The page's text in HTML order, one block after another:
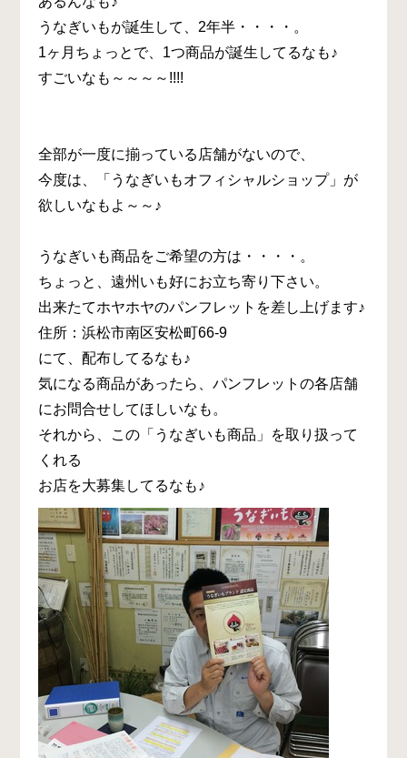
うなぎいもが誕生して、2年半・・・・。
1ヶ月ちょっとで、1つ商品が誕生してるなも♪
すごいなも～～～～!!!!
全部が一度に揃っている店舗がないので、
今度は、「うなぎいもオフィシャルショップ」が
欲しいなもよ～～♪
うなぎいも商品をご希望の方は・・・・。
ちょっと、遠州いも好にお立ち寄り下さい。
出来たてホヤホヤのパンフレットを差し上げます♪
住所：浜松市南区安松町66-9
にて、配布してるなも♪
気になる商品があったら、パンフレットの各店舗
にお問合せしてほしいなも。
それから、この「うなぎいも商品」を取り扱って
くれる
お店を大募集してるなも♪